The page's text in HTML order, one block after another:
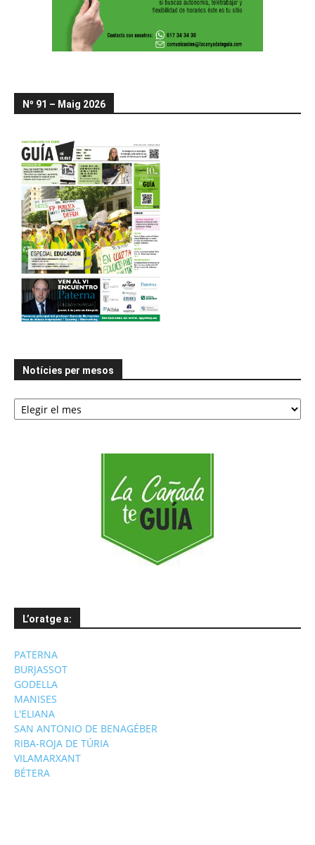
Nº 91 – Maig 2026
Notícies per mesos
Notícies
per
L’oratge a:
PATERNA
BURJASSOT
GODELLA
MANISES
L'ELIANA
SAN ANTONIO DE BENAGÉBER
RIBA-ROJA DE TÚRIA
VILAMARXANT
BÉTERA